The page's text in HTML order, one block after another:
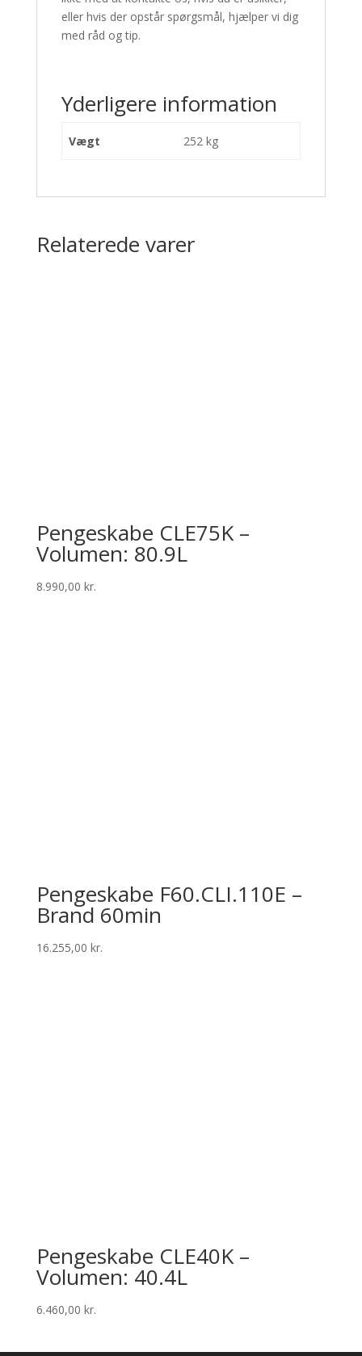
eller hvis der opstår spørgsmål, hjælper vi dig
med råd og tip.
Yderligere information
Vægt 252 kg
Relaterede varer
Pengeskabe CLE75K –
Volumen: 80.9L
8.990,00 kr.
Pengeskabe F60.CLI.110E –
Brand 60min
16.255,00 kr.
Pengeskabe CLE40K –
Volumen: 40.4L
6.460,00 kr.